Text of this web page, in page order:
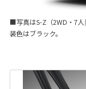
■写真はS-Z （2WD ・ 7
装色はブラック。